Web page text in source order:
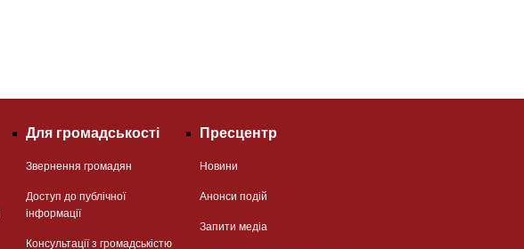
Для громадськості
Звернення громадян
Доступ до публічної
інформації
Консультації з громадськістю
Пресцентр
Новини
Анонси подій
Запити медіа